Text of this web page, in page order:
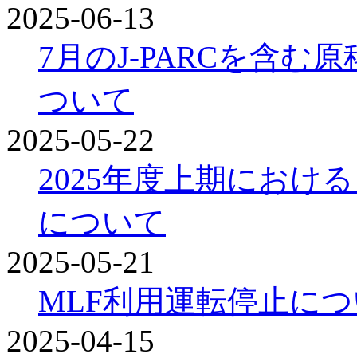
2025-06-13
7月のJ-PARCを含む
ついて
2025-05-22
2025年度上期におけ
について
2025-05-21
MLF利用運転停止に
2025-04-15